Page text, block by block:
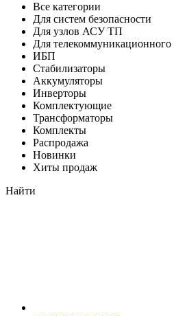
Все категории
Для систем безопасности
Для узлов АСУ ТП
Для телекоммуникационного
ИБП
Стабилизаторы
Аккумуляторы
Инверторы
Комплектующие
Трансформаторы
Комплекты
Распродажа
Новинки
Хиты продаж
Найти